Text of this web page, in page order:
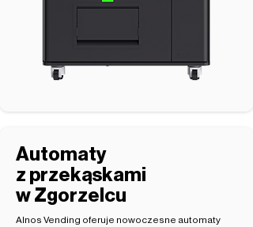
Automaty
z przekąskami
w Zgorzelcu
Alnos Vending oferuje nowoczesne automaty